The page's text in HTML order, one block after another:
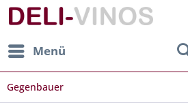
Menü
Gegenbauer